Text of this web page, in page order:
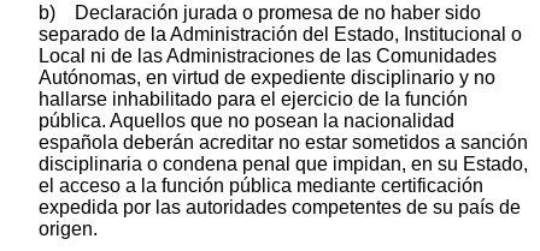
b) Declaración jurada o promesa de no haber sido
separado de la Administración del Estado, Institucional o
Local ni de las Administraciones de las Comunidades
Autónomas, en virtud de expediente disciplinario y no
hallarse inhabilitado para el ejercicio de la función
pública. Aquellos que no posean la nacionalidad
española deberán acreditar no estar sometidos a sanción
disciplinaria o condena penal que impidan, en su Estado,
el acceso a la función pública mediante certificación
expedida por las autoridades competentes de su país de
origen.